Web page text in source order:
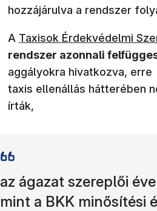
hozzájárulva a rendszer
A Taxisok Érdekvédelmi
rendszer azonnali
aggályokra hivatkozva,
taxis ellenállás hátterében
írták,
az ágazat szereplői
mint a BKK minősítési